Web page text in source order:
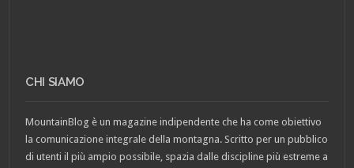
CHI SIAMO
MountainBlog è un magazine indipendente che ha come obiettivo
la comunicazione integrale della montagna. Scritto per un pubblico
di utenti il più ampio possibile, spazia dalle discipline più estreme a